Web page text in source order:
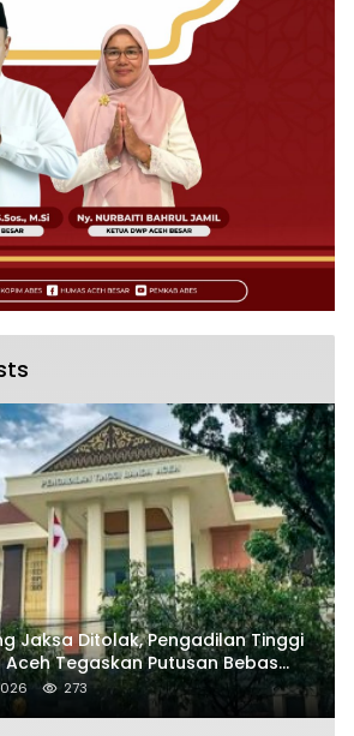
Jaksa Ditolak, Pengadilan Tinggi
Aceh Tegaskan Putusan Bebas
Korupsi Tak Bisa Diajukan
273